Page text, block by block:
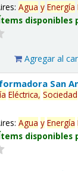
Agua y Energía
Agregar al
San
Eléctrica, Sociedad
Agua y Energía